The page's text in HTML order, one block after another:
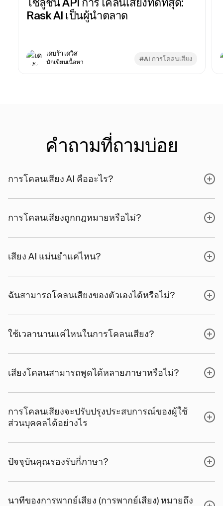
Rask AI เป็นผู้นำตลาด
เดบร้า เดวิส
นักเขียนเนื้อหา #AI การโคลนเสียง
คำถามที่ถามบ่อย
การโคลนเสียง AI คืออะไร?
การโคลนเสียงถูกกฎหมายหรือไม่?
เสียง AI แม่นยําแค่ไหน?
ฉันสามารถโคลนเสียงของตัวเองได้หรือไม่?
ใช้เวลานานแค่ไหนในการโคลนเสียง?
เสียงโคลนสามารถพูดได้หลายภาษาหรือไม่?
การโคลนเสียงจะปรับปรุงประสบการณ์ของผู้ใช้
ส่วนบุคคลได้อย่างไร
ปัจจุบันคุณรองรับกี่ภาษา?
นาทีของการพากย์เสียง (การพากย์เสียง) หมายถึง